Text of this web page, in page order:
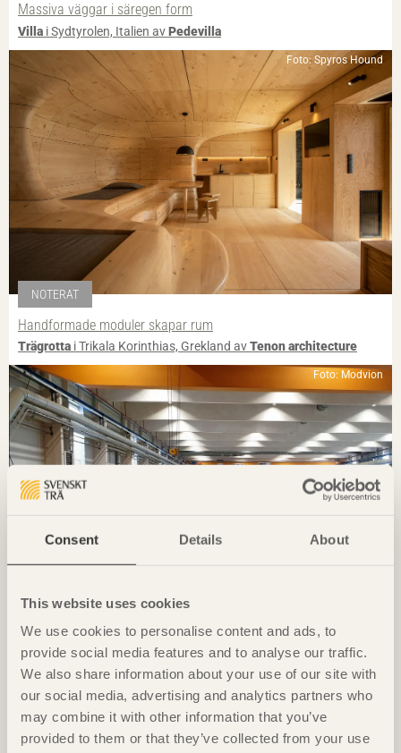
Consent Details About
This website uses cookies
We use cookies to personalise content and ads, to
provide social media features and to analyse our traffic.
We also share information about your use of our site with
our social media, advertising and analytics partners who
may combine it with other information that you’ve
provided to them or that they’ve collected from your use
Massiva väggar i säregen form
Villa i Sydtyrolen, Italien avPedevilla
Foto: Spyros Hound
NOTERAT
Handformade moduler skapar rum
Trägrotta i Trikala Korinthias, Grekland avTenon architecture
Foto: Modvion
KUNSKAP
Extrema laster utmaning för klimatsmart vindkraft
Vindkraftstornpå Björkö avModvion
Foto: David Valldeby